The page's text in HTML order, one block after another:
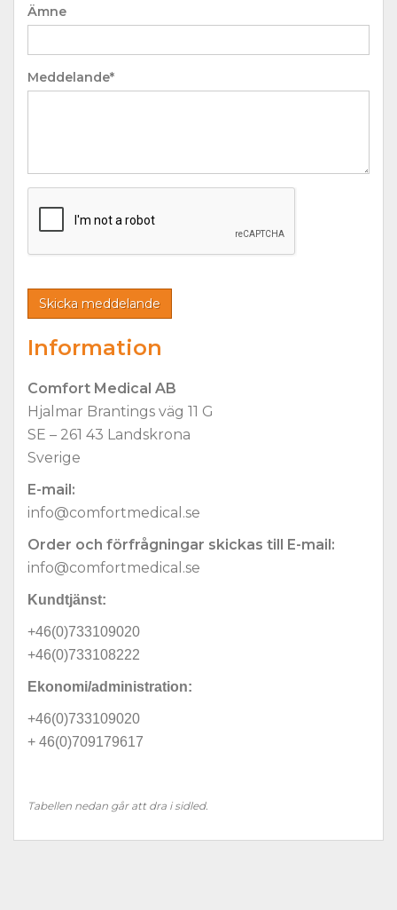
Ämne
Meddelande*
Information
Comfort Medical AB
Hjalmar Brantings väg 11 G
SE – 261 43 Landskrona
Sverige
E-mail:
info@comfortmedical.se
Order och förfrågningar skickas till E-mail:
info@comfortmedical.se
Kundtjänst:
+46(0)733109020
+46(0)733108222
Ekonomi/administration:
+46(0)733109020
+ 46(0)709179617
Tabellen nedan går att dra i sidled.